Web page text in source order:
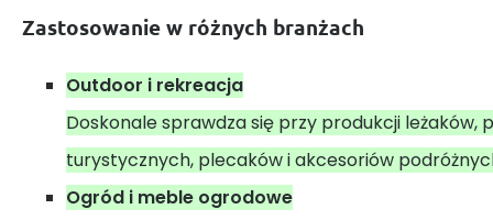
Zastosowanie w różnych branżach
Outdoor i rekreacja
Doskonale sprawdza się przy produkcji leżaków,
turystycznych, plecaków i akcesoriów
Ogród i meble ogrodowe